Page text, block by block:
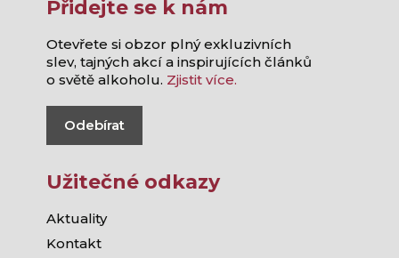
Přidejte se k nám
Otevřete si obzor plný exkluzivních
slev, tajných akcí a inspirujících článků
o světě alkoholu. Zjistit více.
Odebírat
Užitečné odkazy
Aktuality
Kontakt